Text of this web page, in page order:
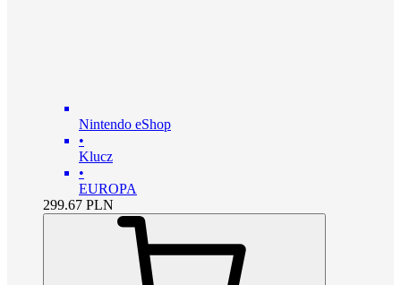
Nintendo eShop
•
Klucz
•
EUROPA
299.67 PLN